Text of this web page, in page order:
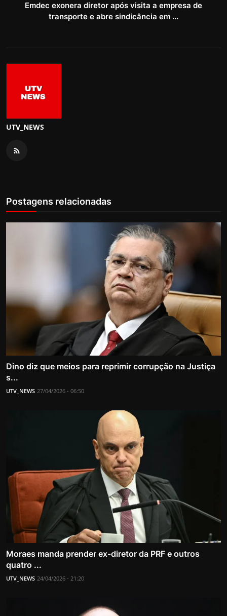
Emdec exonera diretor após visita a empresa de
transporte e abre sindicância em ...
UTV_NEWS
Postagens relacionadas
Dino diz que meios para reprimir corrupção na Justiça
s...
UTV_NEWS 27/04/2026 - 06:50
Moraes manda prender ex-diretor da PRF e outros
quatro ...
UTV_NEWS 24/04/2026 - 21:20